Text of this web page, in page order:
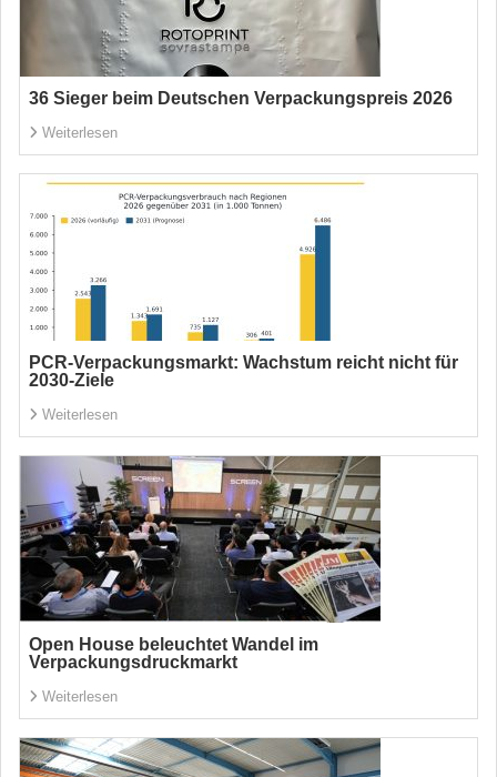
36 Sieger beim Deutschen Verpackungspreis 2026
Weiterlesen
PCR-Verpackungsmarkt: Wachstum reicht nicht für
2030-Ziele
Weiterlesen
Open House beleuchtet Wandel im
Verpackungsdruckmarkt
Weiterlesen